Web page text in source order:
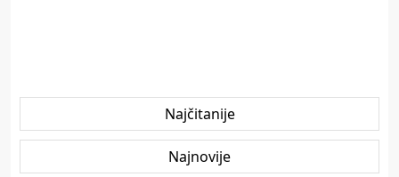
Najčitanije
Najnovije